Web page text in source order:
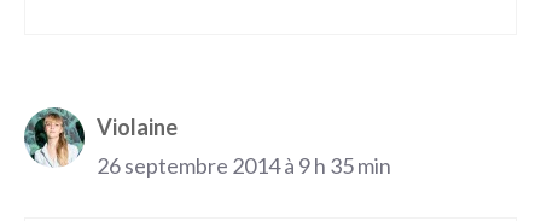
Violaine
26 septembre 2014 à 9 h 35 min